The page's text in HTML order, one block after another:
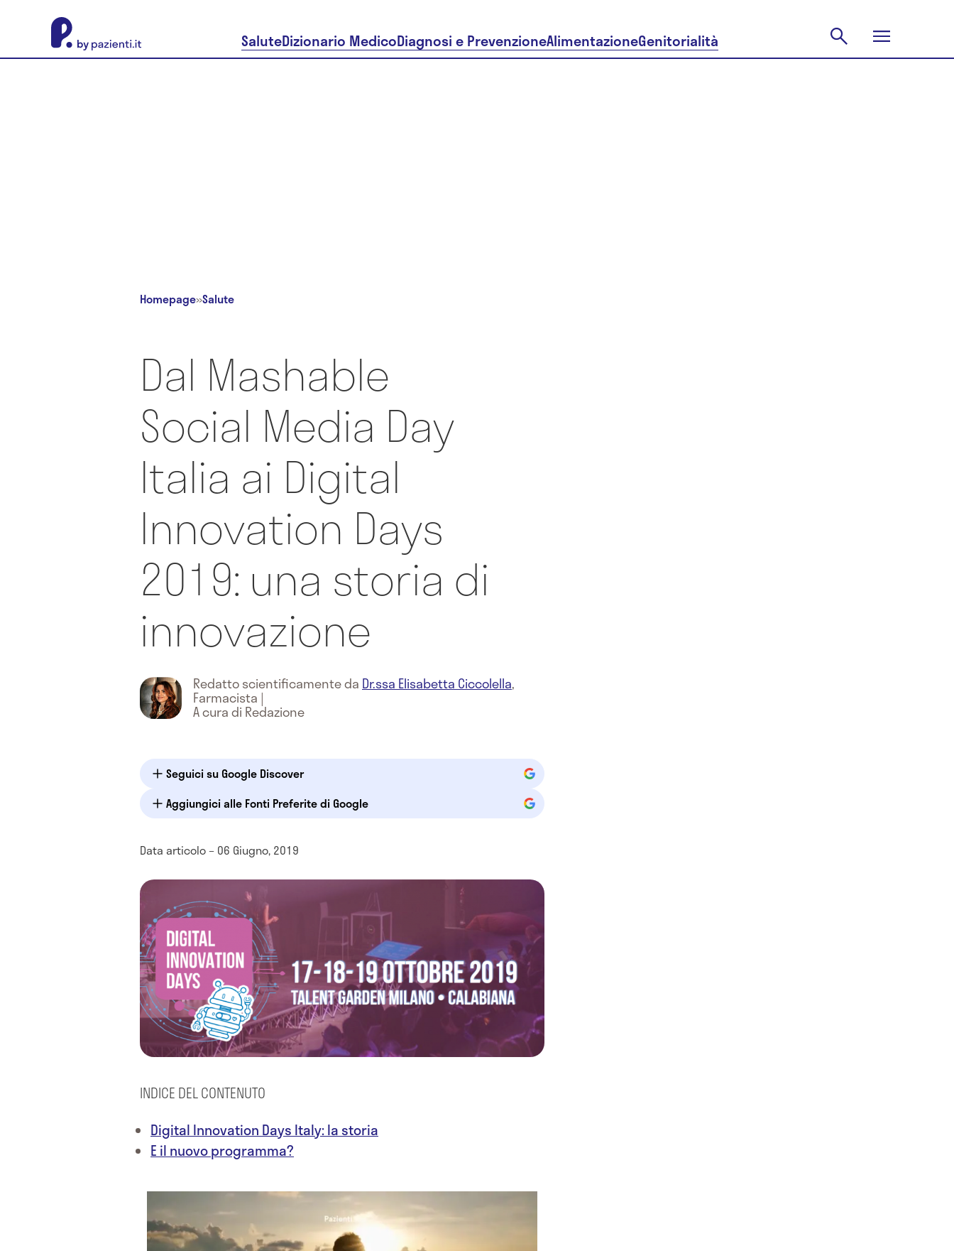
SaluteDizionario MedicoDiagnosi e PrevenzioneAlimentazioneGenitorialità
Homepage»Salute
Dal Mashable
Social Media Day
Italia ai Digital
Innovation Days
2019: una storia di
innovazione
Redatto scientificamente da Dr.ssa Elisabetta Ciccolella,
Farmacista |
A cura di Redazione
Seguici su Google Discover
Aggiungici alle Fonti Preferite di Google
Data articolo – 06 Giugno, 2019
INDICE DEL CONTENUTO
Digital Innovation Days Italy: la storia
E il nuovo programma?